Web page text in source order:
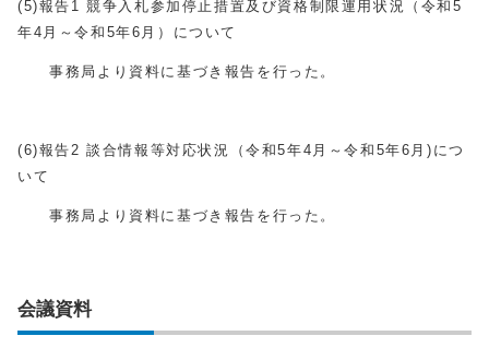
(5)報告1 競争入札参加停止措置及び資格制限運用状況（令和5
年4月～令和5年6月）について
事務局より資料に基づき報告を行った。
(6)報告2 談合情報等対応状況（令和5年4月～令和5年6月) につ
いて
事務局より資料に基づき報告を行った。
会議資料